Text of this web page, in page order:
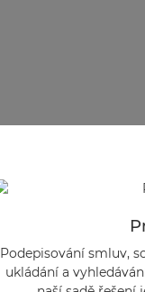
Podepisování smluv,
ukládání a